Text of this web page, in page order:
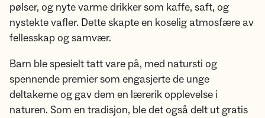
pølser, og nyte varme drikker som kaffe, saft, og
nystekte vafler. Dette skapte en koselig atmosfære av
fellesskap og samvær.
Barn ble spesielt tatt vare på, med natursti og
spennende premier som engasjerte de unge
deltakerne og gav dem en lærerik opplevelse i
naturen. Som en tradisjon, ble det også delt ut gratis